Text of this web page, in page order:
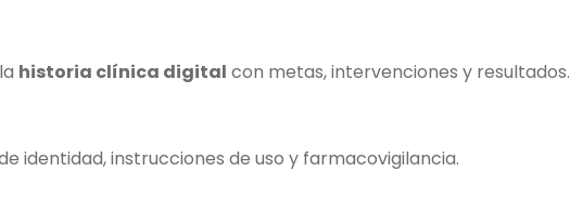
historia clínica digital con metas, intervenciones y resultados.
identidad, instrucciones de uso y farmacovigilancia.